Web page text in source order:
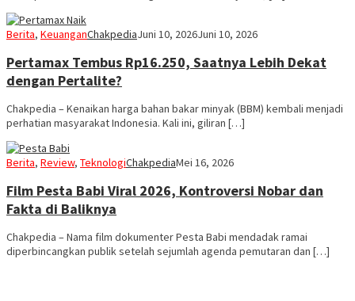
Berita, KeuanganChakpediaJuni 10, 2026Juni 10, 2026
Pertamax Tembus Rp16.250, Saatnya Lebih Dekat
dengan Pertalite?
Chakpedia – Kenaikan harga bahan bakar minyak (BBM) kembali menjadi
perhatian masyarakat Indonesia. Kali ini, giliran […]
Berita, Review, TeknologiChakpediaMei 16, 2026
Film Pesta Babi Viral 2026, Kontroversi Nobar dan
Fakta di Baliknya
Chakpedia – Nama film dokumenter Pesta Babi mendadak ramai
diperbincangkan publik setelah sejumlah agenda pemutaran dan […]